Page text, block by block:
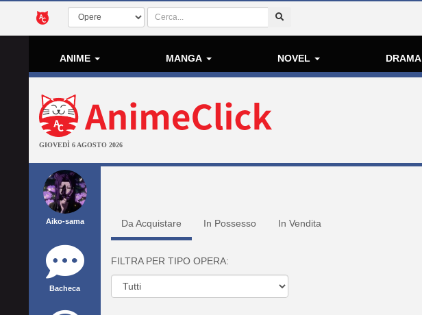
ANIME MANGA NOVEL DRAMA
GIOVEDÌ 6 AGOSTO 2026
Aiko-sama
Bacheca
Da Acquistare In Possesso In Vendita
FILTRA PER TIPO OPERA: